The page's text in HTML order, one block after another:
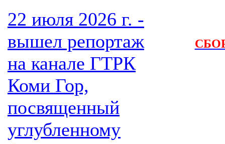
22 июля 2026 г. -
вышел репортаж
на канале ГТРК
Коми Гор,
посвященный
углубленному